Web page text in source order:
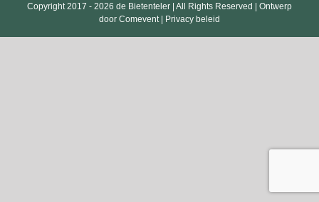
Copyright 2017 - 2026 de Bietenteler | All Rights Reserved | Ontwerp
door Comevent | Privacy beleid